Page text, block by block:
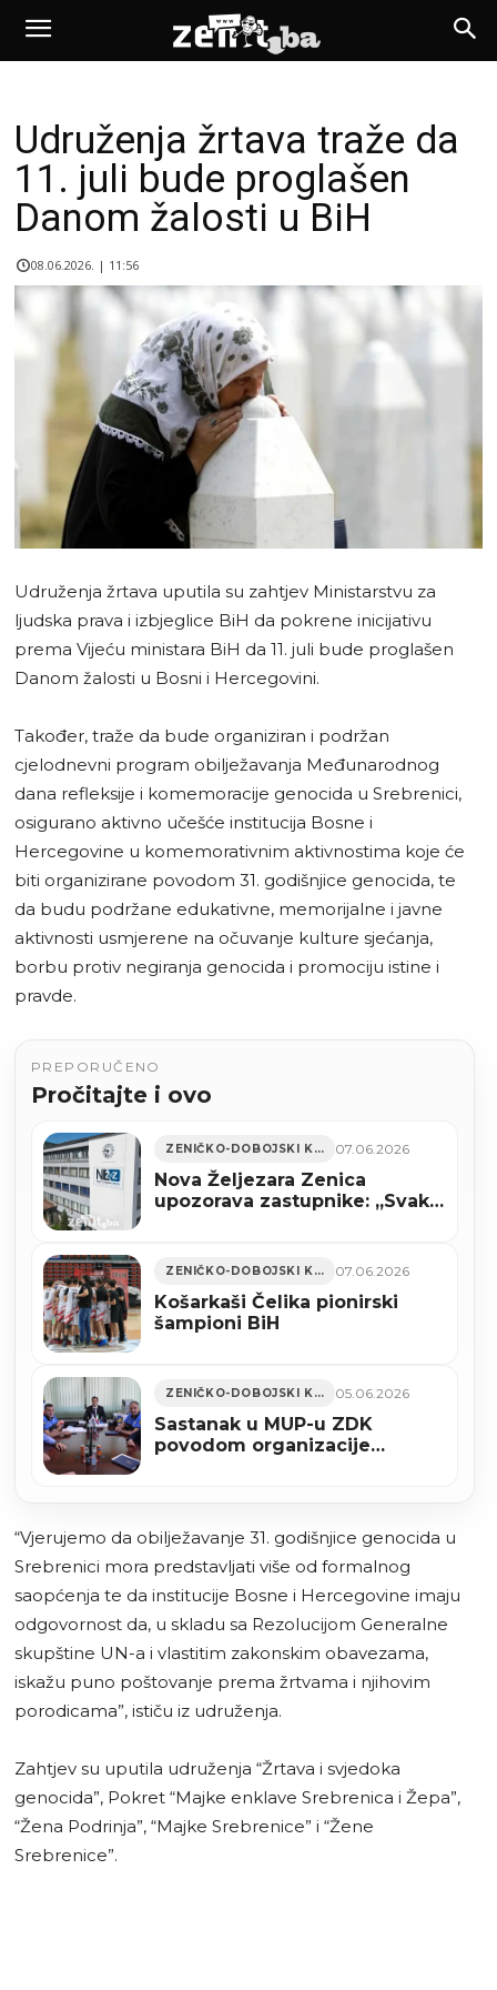
Udruženja žrtava traže da
11. juli bude proglašen
Danom žalosti u BiH
08.06.2026. | 11:56
Udruženja žrtava uputila su zahtjev Ministarstvu za
ljudska prava i izbjeglice BiH da pokrene inicijativu
prema Vijeću ministara BiH da 11. juli bude proglašen
Danom žalosti u Bosni i Hercegovini.
Također, traže da bude organiziran i podržan
cjelodnevni program obilježavanja Međunarodnog
dana refleksije i komemoracije genocida u Srebrenici,
osigurano aktivno učešće institucija Bosne i
Hercegovine u komemorativnim aktivnostima koje će
biti organizirane povodom 31. godišnjice genocida, te
da budu podržane edukativne, memorijalne i javne
aktivnosti usmjerene na očuvanje kulture sjećanja,
borbu protiv negiranja genocida i promociju istine i
pravde.
PREPORUČENO
Pročitajte i ovo
ZENIČKO-DOBOJSKI KANTON 07.06.2026
Nova Željezara Zenica
upozorava zastupnike: „Svaki
ZENIČKO-DOBOJSKI KANTON 07.06.2026
Košarkaši Čelika pionirski
šampioni BiH
ZENIČKO-DOBOJSKI KANTON 05.06.2026
Sastanak u MUP-u ZDK
povodom organizacije
“Vjerujemo da obilježavanje 31. godišnjice genocida u
Srebrenici mora predstavljati više od formalnog
saopćenja te da institucije Bosne i Hercegovine imaju
odgovornost da, u skladu sa Rezolucijom Generalne
skupštine UN-a i vlastitim zakonskim obavezama,
iskažu puno poštovanje prema žrtvama i njihovim
porodicama”, ističu iz udruženja.
Zahtjev su uputila udruženja “Žrtava i svjedoka
genocida”, Pokret “Majke enklave Srebrenica i Žepa”,
“Žena Podrinja”, “Majke Srebrenice” i “Žene
Srebrenice”.